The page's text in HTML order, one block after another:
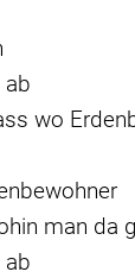
ab
wo
man da
ab